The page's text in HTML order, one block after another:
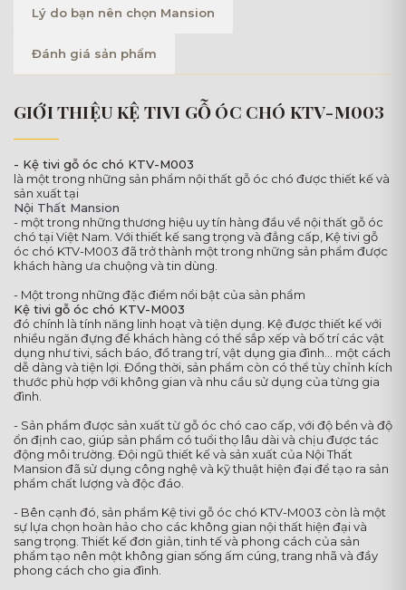
Lý do bạn nên chọn Mansion
Đánh giá sản phẩm
GIỚI THIỆU KỆ TIVI GỖ ÓC CHÓ KTV-M003
- Kệ tivi gỗ óc chó KTV-M003
là một trong những sản phẩm nội thất gỗ óc chó được thiết kế và
sản xuất tại
Nội Thất Mansion
- một trong những thương hiệu uy tín hàng đầu về nội thất gỗ óc
chó tại Việt Nam. Với thiết kế sang trọng và đẳng cấp, Kệ tivi gỗ
óc chó KTV-M003 đã trở thành một trong những sản phẩm được
khách hàng ưa chuộng và tin dùng.
- Một trong những đặc điểm nổi bật của sản phẩm
Kệ tivi gỗ óc chó KTV-M003
đó chính là tính năng linh hoạt và tiện dụng. Kệ được thiết kế với
nhiều ngăn đựng để khách hàng có thể sắp xếp và bố trí các vật
dụng như tivi, sách báo, đồ trang trí, vật dụng gia đình... một cách
dễ dàng và tiện lợi. Đồng thời, sản phẩm còn có thể tùy chỉnh kích
thước phù hợp với không gian và nhu cầu sử dụng của từng gia
đình.
- Sản phẩm được sản xuất từ gỗ óc chó cao cấp, với độ bền và độ
ổn định cao, giúp sản phẩm có tuổi thọ lâu dài và chịu được tác
động môi trường. Đội ngũ thiết kế và sản xuất của Nội Thất
Mansion đã sử dụng công nghệ và kỹ thuật hiện đại để tạo ra sản
phẩm chất lượng và độc đáo.
- Bên cạnh đó, sản phẩm Kệ tivi gỗ óc chó KTV-M003 còn là một
sự lựa chọn hoàn hảo cho các không gian nội thất hiện đại và
sang trọng. Thiết kế đơn giản, tinh tế và phong cách của sản
phẩm tạo nên một không gian sống ấm cúng, trang nhã và đầy
phong cách cho gia đình.